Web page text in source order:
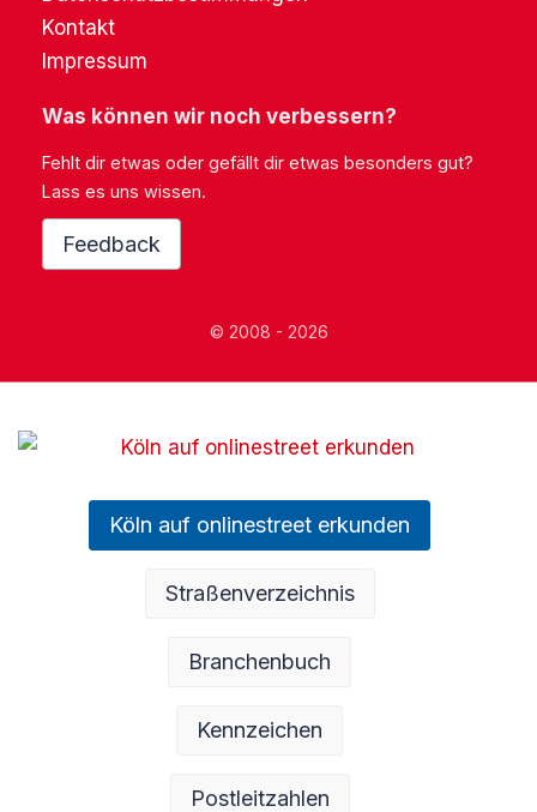
Kontakt
Impressum
Was können wir noch verbessern?
Fehlt dir etwas oder gefällt dir etwas besonders gut?
Lass es uns wissen.
Feedback
© 2008 - 2026
Köln auf onlinestreet erkunden
Straßenverzeichnis
Branchenbuch
Kennzeichen
Postleitzahlen